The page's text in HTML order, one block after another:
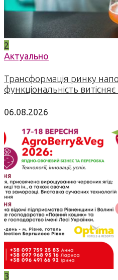
2
Актуально
Трансформація ринку
функціональність
06.08.2026
3